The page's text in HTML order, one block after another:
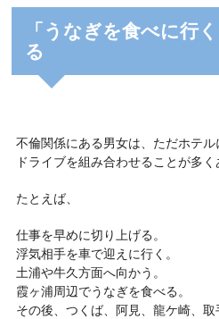
「うなぎを食べに行
る
不倫関係にある男女は、ただホテ
ドライブを組み合わせることが多く
たとえば、
仕事を早めに切り上げる。
浮気相手を車で迎えに行く。
土浦や牛久方面へ向かう。
霞ヶ浦周辺でうなぎを食べる。
その後、つくば、阿見、龍ケ崎、取